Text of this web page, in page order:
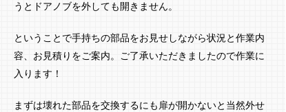
うとドアノブを外しても開きません。
ということで手持ちの部品をお見せしながら状況と作業内
容、お見積りをご案内。ご了承いただきましたので作業に
入ります！
まずは壊れた部品を交換するにも扉が開かないと当然外せ